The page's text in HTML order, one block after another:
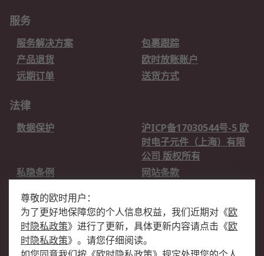
服务
服务解决方案
包裹跟踪
产品退货
欧时放账账户
远期订单
送货方式
法律
数据保护
沪ICP备17030544号-5 欧
时电子元件（上海）有限
公司 版权所有
私隐条例
网站条款
关于欧时
欧时销售条款
账户和付款
尊敬的欧时用户：
为了更好地保障您的个人信息权益，我们近期对 《欧
时隐私政策》 进行了更新，具体更新内容请点击 《欧
时隐私政策》 。请您仔细阅读。